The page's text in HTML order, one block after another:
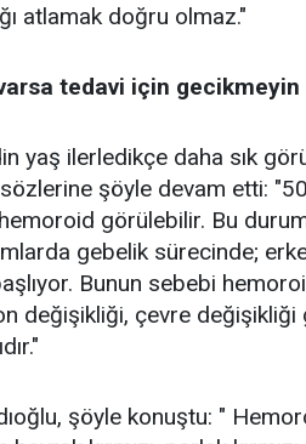
atlamak doğru olmaz."
tedavi için gecikmeyin
yaş ilerledikçe daha sık
şöyle devam etti:
hemoroid görülebilir. Bu
gebelik sürecinde;
Bunun sebebi
değişikliği, çevre
şöyle konuştu: "